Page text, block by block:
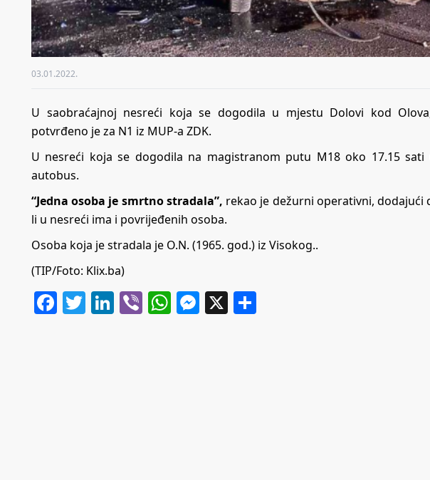
03.01.2022.
U saobraćajnoj nesreći koja se dogodila u mjestu Dolovi kod
potvrđeno je za N1 iz MUP-a ZDK.
U nesreći koja se dogodila na magistranom putu M18 oko 17.15
autobus.
“Jedna osoba je smrtno stradala”, rekao je dežurni operativni, dodajući
li u nesreći ima i povrijeđenih osoba.
Osoba koja je stradala je O.N. (1965. god.) iz Visokog..
(TIP/Foto: Klix.ba)
Facebook
Twitter
LinkedIn
ViberWhatsApp
Messenger
X